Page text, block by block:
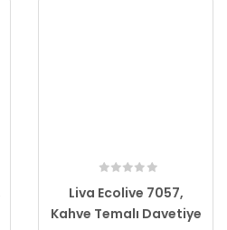
Liva Ecolive 7057,
Kahve Temalı Davetiye